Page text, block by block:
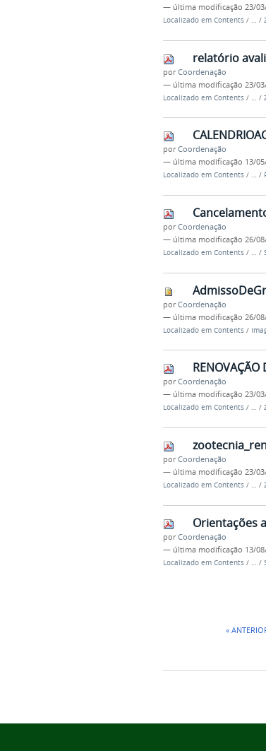
— última modificação 23/
Localizado em Contents / … /
relatório
porCoordenação
— última modificação 23/
Localizado em Contents / /
porCoordenação
— última modificação 13/
Localizado em Contents / … /
porCoordenação
— última modificação 26/
Localizado em Contents / … /
porCoordenação
— última modificação 26/
Localizado em Contents /
porCoordenação
— última modificação 23/
Localizado em Contents / … /
porCoordenação
— última modificação 23/
Localizado em Contents / … /
Orientações
porCoordenação
— última modificação 13/
Localizado em Contents / … /
«